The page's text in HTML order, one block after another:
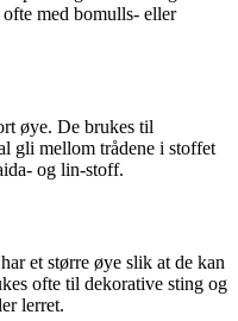
med bomulls- eller
øye. De brukes til
gli mellom trådene i stoffet
og lin-stoff.
et større øye slik at de kan
ofte til dekorative sting og
lerret.